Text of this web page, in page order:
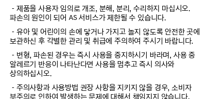
－제품을 사용자 임의로 개조, 분해, 분리, 수리하지 마십시오.
파손의 원인이 되어 AS 서비스가 제한될 수 있습니다.
－유아 및 어린이의 손에 닿거나 가지고 놀지 않도록 안전한 곳에
보관하신 후 각별한 관리 및 취급에 주의하여 주시기 바랍니다.
－변형, 파손된 경우는 즉시 사용을 중지하시기 바라며, 사용 중
알레르기 반응이 나타난다면 사용을 멈추고 즉시 의사와
상의하십시오.
－주의사항과 사용방법 권장 사항을 지키지 않을 경우, 소비자
부주의로 인하여 발생하는 문제에 대해서 책임지지 않습니다.